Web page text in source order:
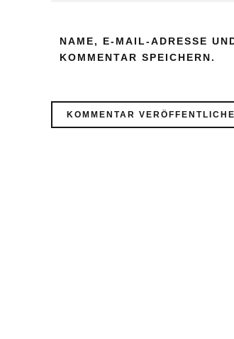
NAME, E-MAIL-ADRESSE
KOMMENTAR SPEICHERN.